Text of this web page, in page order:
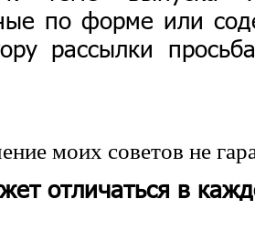
по форме или
рассылки
моих советов не
отличаться в